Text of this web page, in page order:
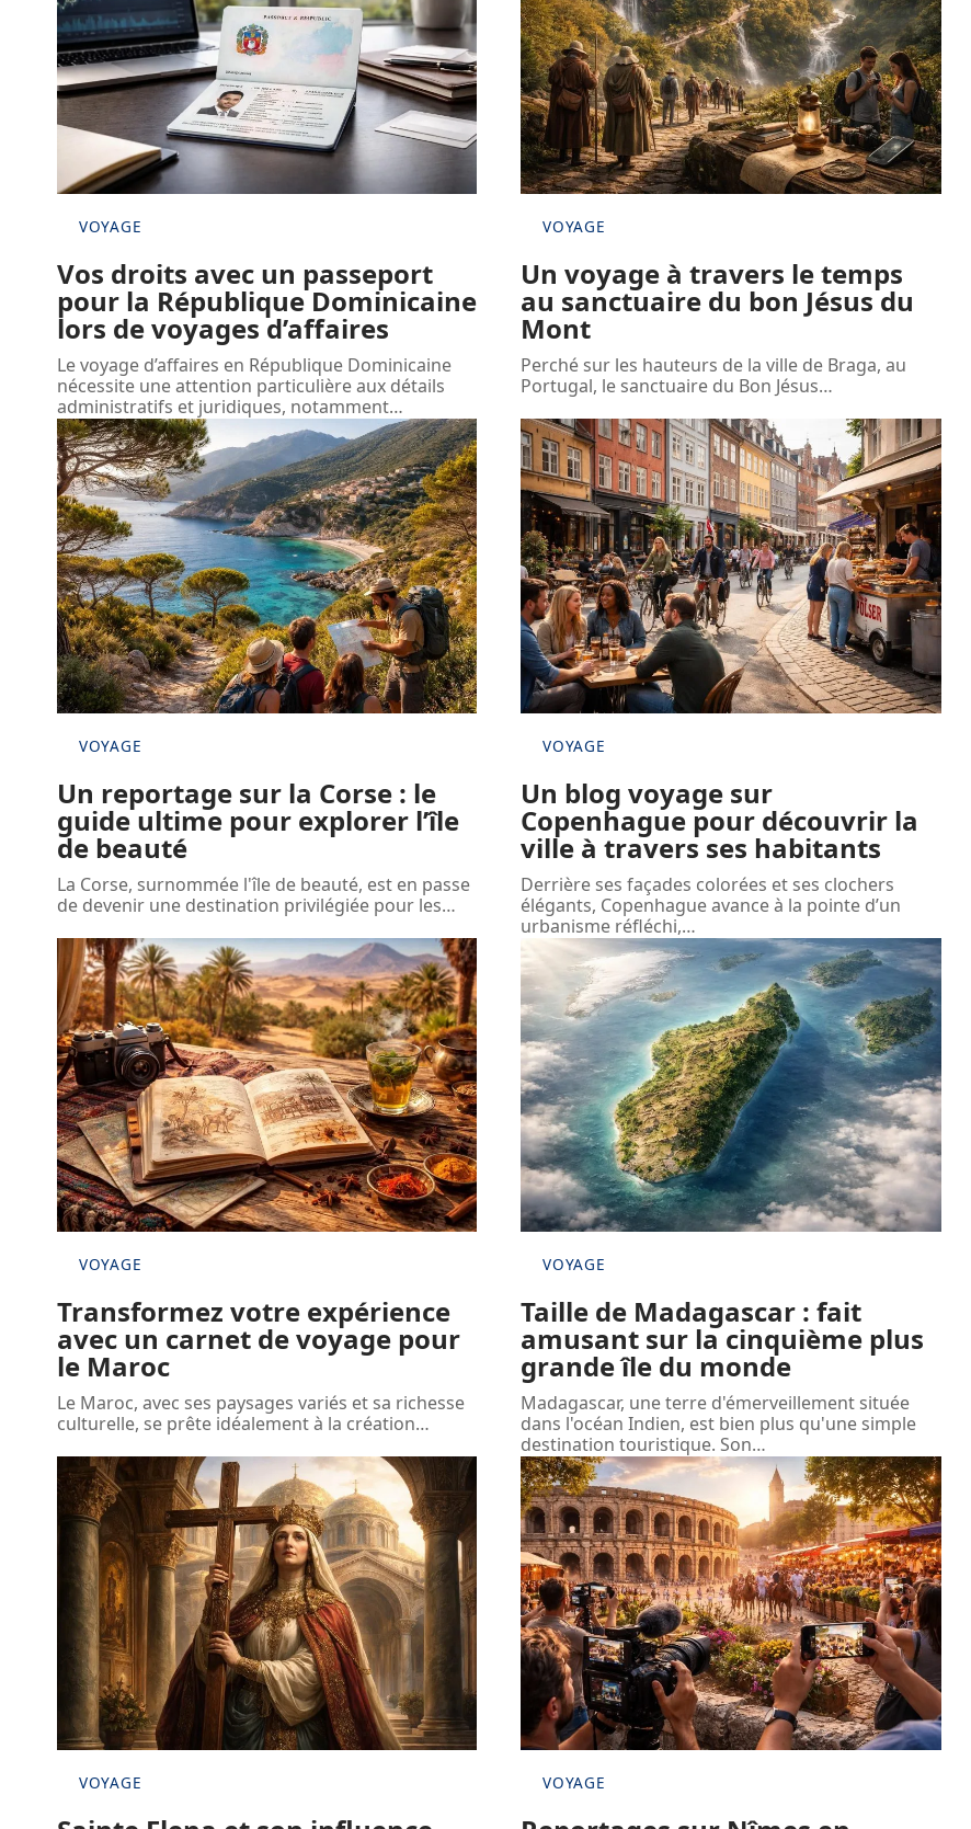
VOYAGE
Vos droits avec un passeport
pour la République Dominicaine
lors de voyages d’affaires
Le voyage d’affaires en République Dominicaine
nécessite une attention particulière aux détails
administratifs et juridiques, notamment…
VOYAGE
Un voyage à travers le temps
au sanctuaire du bon Jésus du
Mont
Perché sur les hauteurs de la ville de Braga, au
Portugal, le sanctuaire du Bon Jésus…
VOYAGE
Un reportage sur la Corse : le
guide ultime pour explorer l’île
de beauté
La Corse, surnommée l'île de beauté, est en passe
de devenir une destination privilégiée pour les…
VOYAGE
Un blog voyage sur
Copenhague pour découvrir la
ville à travers ses habitants
Derrière ses façades colorées et ses clochers
élégants, Copenhague avance à la pointe d’un
urbanisme réfléchi,…
VOYAGE
Transformez votre expérience
avec un carnet de voyage pour
le Maroc
Le Maroc, avec ses paysages variés et sa richesse
culturelle, se prête idéalement à la création…
VOYAGE
Taille de Madagascar : fait
amusant sur la cinquième plus
grande île du monde
Madagascar, une terre d'émerveillement située
dans l'océan Indien, est bien plus qu'une simple
destination touristique. Son…
VOYAGE VOYAGE